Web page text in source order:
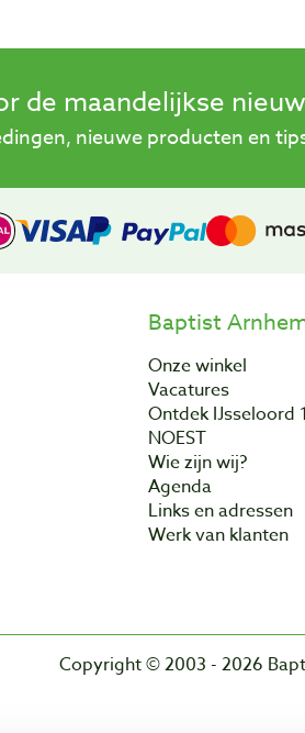
de maandelijkse
nieuwe producten en
Baptist
Onze winkel
Vacatures
Ontdek IJsseloord 1
NOEST
Wie zijn wij?
Agenda
Links en adressen
Werk van klanten
Copyright © 2003 - 2026